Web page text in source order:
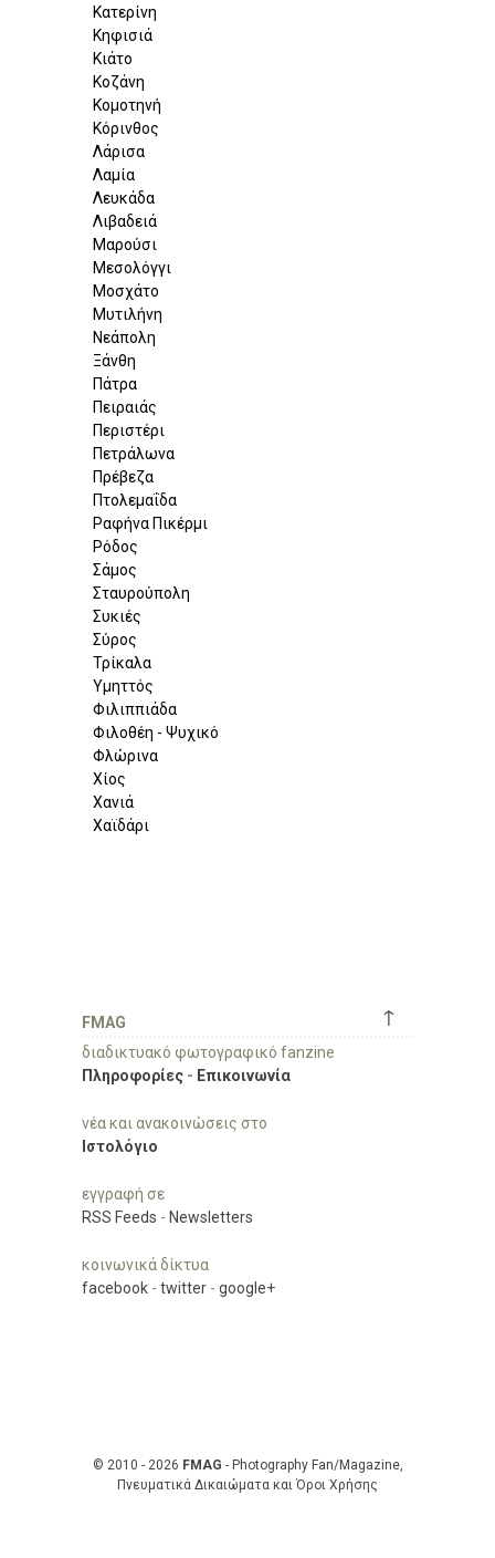
Κατερίνη
Κηφισιά
Κιάτο
Κοζάνη
Κομοτηνή
Κόρινθος
Λάρισα
Λαμία
Λευκάδα
Λιβαδειά
Μαρούσι
Μεσολόγγι
Μοσχάτο
Μυτιλήνη
Νεάπολη
Ξάνθη
Πάτρα
Πειραιάς
Περιστέρι
Πετράλωνα
Πρέβεζα
Πτολεμαΐδα
Ραφήνα Πικέρμι
Ρόδος
Σάμος
Σταυρούπολη
Συκιές
Σύρος
Τρίκαλα
Υμηττός
Φιλιππιάδα
Φιλοθέη - Ψυχικό
Φλώρινα
Χίος
Χανιά
Χαϊδάρι
↑
FMAG
διαδικτυακό φωτογραφικό fanzine
Πληροφορίες - Επικοινωνία
νέα και ανακοινώσεις στο
Ιστολόγιο
εγγραφή σε
RSS Feeds - Newsletters
κοινωνικά δίκτυα
facebook - twitter - google+
© 2010 - 2026 FMAG - Photography Fan/Magazine,
Πνευματικά Δικαιώματα και Όροι Χρήσης